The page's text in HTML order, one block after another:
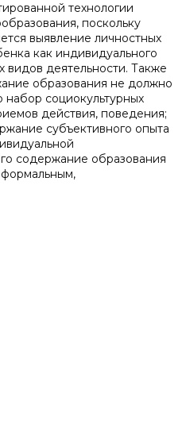
технологии
поскольку
выявление личностных
как индивидуального
видов деятельности. Также
образования не должно
набор социокультурных
действия, поведения;
субъективного опыта
содержание образования